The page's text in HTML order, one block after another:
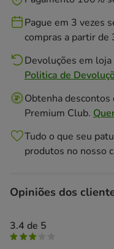
Pague em 3 vezes
compras a partir de
Devoluções em
Politica de
Obtenha descontos
Premium Club.
Tudo o que seu
produtos no nosso
Opiniões dos
3.4 de 5
11% das pessoas